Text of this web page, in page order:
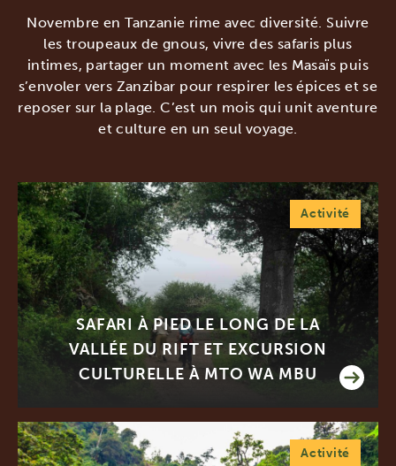
Novembre en Tanzanie rime avec diversité. Suivre
les troupeaux de gnous, vivre des safaris plus
intimes, partager un moment avec les Masaïs puis
s’envoler vers Zanzibar pour respirer les épices et se
reposer sur la plage. C’est un mois qui unit aventure
et culture en un seul voyage.
Activité
SAFARI À PIED LE LONG DE LA
VALLÉE DU RIFT ET EXCURSION
CULTURELLE À MTO WA MBU
Activité